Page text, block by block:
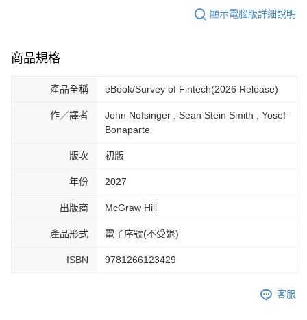
顯示電腦版詳細說明
商品規格
產品全稱 eBook/Survey of Fintech(2026 Release)
作／譯者
John Nofsinger , Sean Stein Smith , Yosef
Bonaparte
版次 初版
年份 2027
出版商 McGraw Hill
產品形式 電子序號(不受退)
ISBN 9781266123429
客服